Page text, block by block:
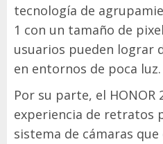
tecnología de
1 con un tamaño de
usuarios pueden lograr
en entornos de poca luz.
Por su parte, el HONOR
experiencia de retratos
sistema de cámaras